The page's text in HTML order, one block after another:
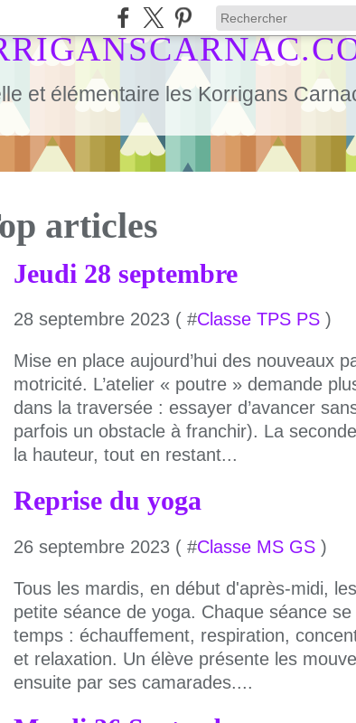
et élémentaire les Korrigans
articles
Jeudi 28 septembre
28 septembre 2023 ( #Classe TPS PS )
Mise en place aujourd’hui des nouveaux
motricité. L’atelier « poutre » demande
dans la traversée : essayer d’avancer
parfois un obstacle à franchir). La
la hauteur, tout en restant...
Reprise du yoga
26 septembre 2023 ( #Classe MS GS )
Tous les mardis, en début d'après-midi,
petite séance de yoga. Chaque séance
temps : échauffement, respiration,
et relaxation. Un élève présente les
ensuite par ses camarades....